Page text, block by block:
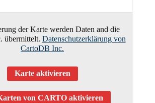
der Karte werden Daten and die
übermittelt. Datenschutzerklärung von
CartoDB Inc.
Karte aktivieren
von CARTO aktivieren